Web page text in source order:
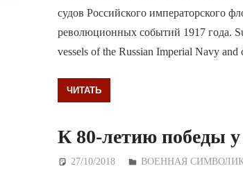
судов Российского императорского
революционных событий 1917 года.
vessels of the Russian Imperial Navy
ЧИТАТЬ
К 80-летию победы у
27/10/2018 Дежурный по Редакции
ВОЕННАЯ